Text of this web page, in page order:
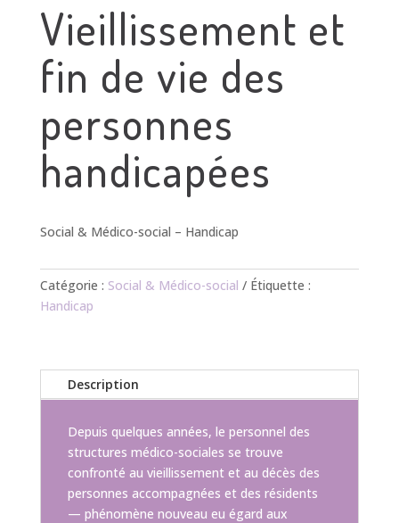
Vieillissement et
fin de vie des
personnes
handicapées
Social & Médico-social – Handicap
Catégorie : Social & Médico-social
Étiquette :
Handicap
Description
Depuis quelques années, le personnel des
structures médico-sociales se trouve
confronté au vieillissement et au décès des
personnes accompagnées et des résidents
— phénomène nouveau eu égard aux